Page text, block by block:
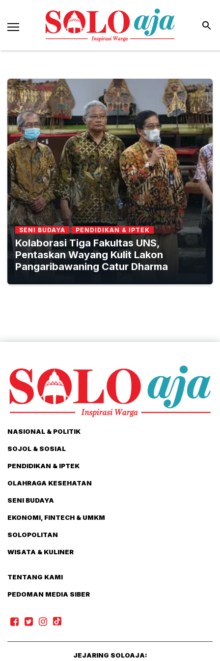
SENI BUDAYA PENDIDIKAN & IPTEK
Kolaborasi Tiga Fakultas UNS,
Pentaskan Wayang Kulit Lakon
Pangaribawaning Catur Dharma
NASIONAL & POLITIK
SOJOL & SOSIAL
PENDIDIKAN & IPTEK
OLAHRAGA KESEHATAN
SENI BUDAYA
EKONOMI, FINTECH & UMKM
SOLOPOLITAN
WISATA & KULINER
TENTANG KAMI
PEDOMAN MEDIA SIBER
JEJARING SOLOAJA: